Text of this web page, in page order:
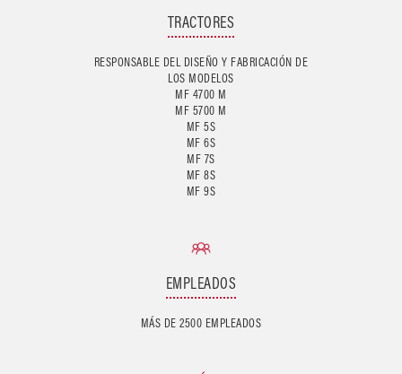
TRACTORES
RESPONSABLE DEL DISEÑO Y FABRICACIÓN DE
LOS MODELOS
MF 4700 M
MF 5700 M
MF 5S
MF 6S
MF 7S
MF 8S
EMPLEADOS
MÁS DE 2500 EMPLEADOS